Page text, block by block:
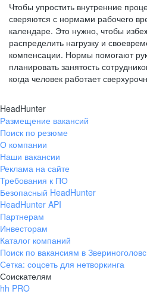
Чтобы упростить внутренние
сверяются с нормами рабочего
календаре. Это нужно, чтобы
распределить нагрузку и
компенсации. Нормы помогают
планировать занятость
когда человек работает
HeadHunter
Размещение вакансий
Поиск по резюме
О компании
Наши вакансии
Реклама на сайте
Требования к ПО
Безопасный HeadHunter
HeadHunter API
Партнерам
Инвесторам
Каталог компаний
Поиск по вакансиям в
Сетка: соцсеть для нетворкинга
Соискателям
hh PRO